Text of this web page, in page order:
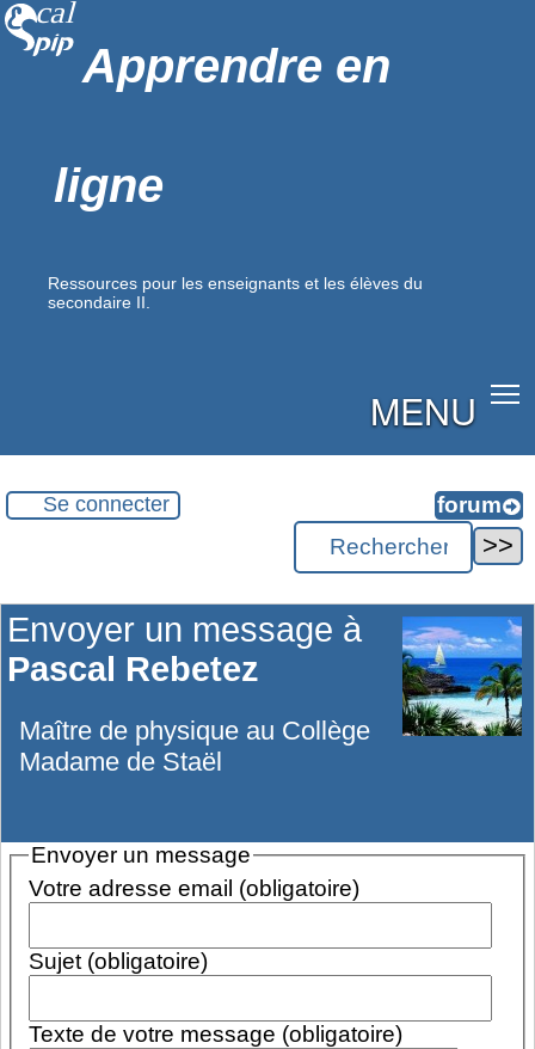
Apprendre en
ligne
Ressources pour les enseignants et les élèves du
secondaire II.
MENU
Se connecter
Envoyer un message à
Pascal Rebetez
Maître de physique au Collège
Madame de Staël
Envoyer un message
Votre adresse email (obligatoire)
Sujet (obligatoire)
Texte de votre message (obligatoire)